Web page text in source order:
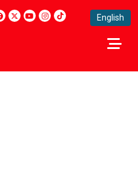
English